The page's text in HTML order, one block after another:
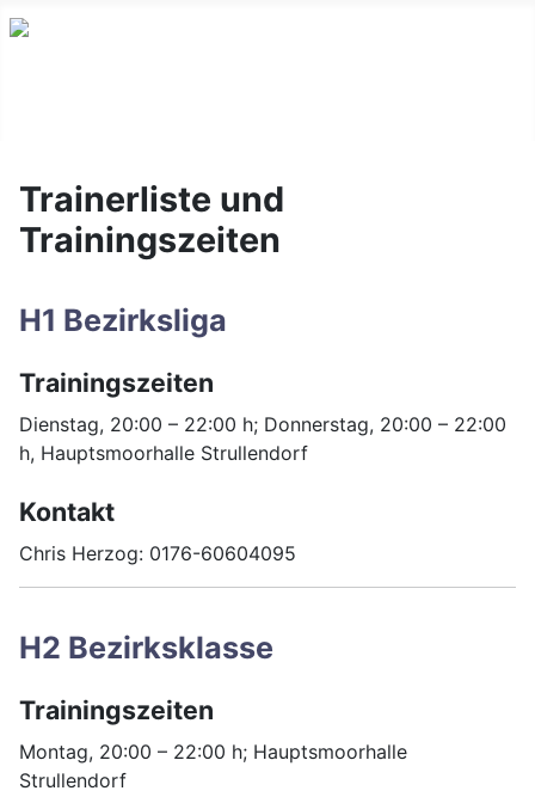
Trainerliste und
Trainingszeiten
H1 Bezirksliga
Trainingszeiten
Dienstag, 20:00 – 22:00 h; Donnerstag, 20:00 – 22:00
h, Hauptsmoorhalle Strullendorf
Kontakt
Chris Herzog: 0176-60604095
H2 Bezirksklasse
Trainingszeiten
Montag, 20:00 – 22:00 h; Hauptsmoorhalle
Strullendorf